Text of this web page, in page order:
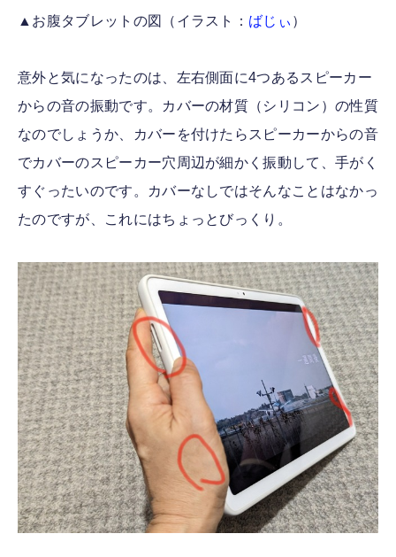
▲お腹タブレットの図（イラスト： ばじぃ ）
意外と気になったのは、左右側面に4つあるスピーカー
からの音の振動です。カバーの材質（シリコン）の性質
なのでしょうか、カバーを付けたらスピーカーからの音
でカバーのスピーカー穴周辺が細かく振動して、手がく
すぐったいのです。カバーなしではそんなことはなかっ
たのですが、これにはちょっとびっくり。